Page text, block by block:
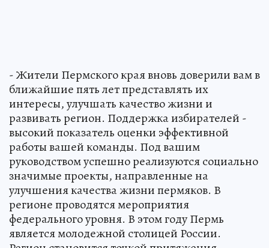
- Жители Пермского края вновь доверили вам в
ближайшие пять лет представлять их
интересы, улучшать качество жизни и
развивать регион. Поддержка избирателей -
высокий показатель оценки эффективной
работы вашей команды. Под вашим
руководством успешно реализуются социально
значимые проекты, направленные на
улучшения качества жизни пермяков. В
регионе проводятся мероприятия
федерального уровня. В этом году Пермь
является молодежной столицей России.